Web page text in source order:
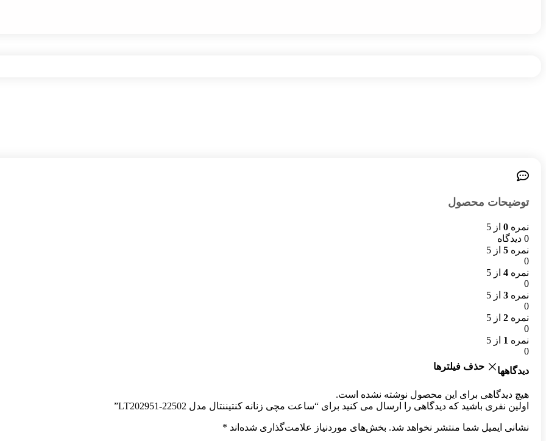
توضیحات محصول
نمره 0 از 5
0 دیدگاه
نمره 5 از 5
0
نمره 4 از 5
0
نمره 3 از 5
0
نمره 2 از 5
0
نمره 1 از 5
0
دیدگاهها
حذف فیلترها
هیچ دیدگاهی برای این محصول نوشته نشده است.
اولین نفری باشید که دیدگاهی را ارسال می کنید برای “ساعت مچی زنانه کنتیننتال مدل 22502-LT202951”
نشانی ایمیل شما منتشر نخواهد شد. بخش‌های موردنیاز علامت‌گذاری شده‌اند *